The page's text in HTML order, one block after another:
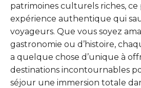
patrimoines culturels riches, ce
expérience authentique qui
voyageurs. Que vous soyez
gastronomie ou d’histoire,
a quelque chose d’unique à
destinations incontournables
séjour une immersion totale